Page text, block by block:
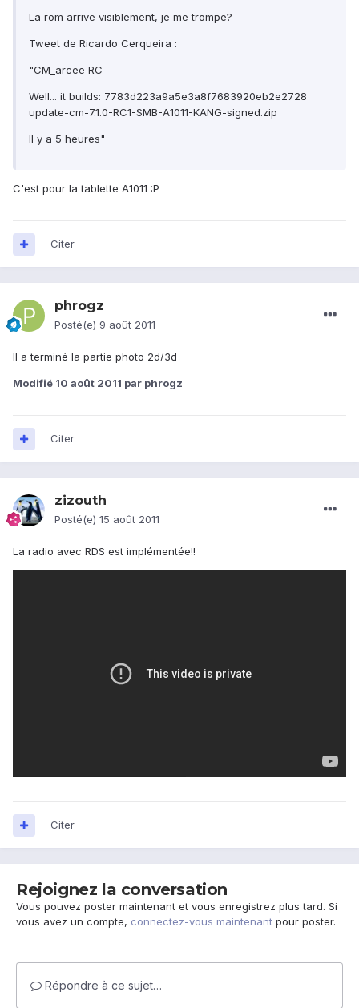
La rom arrive visiblement, je me trompe?
Tweet de Ricardo Cerqueira :
"CM_arcee RC
Well... it builds: 7783d223a9a5e3a8f7683920eb2e2728
update-cm-7.1.0-RC1-SMB-A1011-KANG-signed.zip
Il y a 5 heures"
C'est pour la tablette A1011 :P
Citer
phrogz
Posté(e) 9 août 2011
Il a terminé la partie photo 2d/3d
Modifié 10 août 2011 par phrogz
Citer
zizouth
Posté(e) 15 août 2011
La radio avec RDS est implémentée!!
Citer
Rejoignez la conversation
Vous pouvez poster maintenant et vous enregistrez plus tard. Si
vous avez un compte, connectez-vous maintenant pour poster.
Répondre à ce sujet…